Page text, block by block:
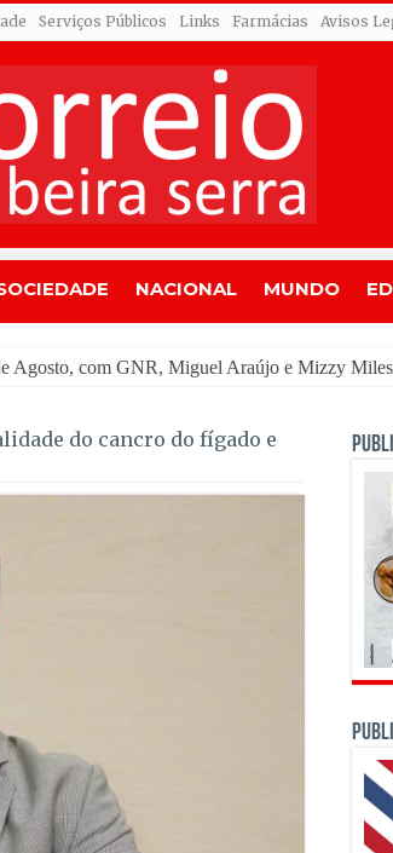
Serviços Públicos Links Farmácias Avisos
NACIONAL MUNDO
do cancro do fígado e